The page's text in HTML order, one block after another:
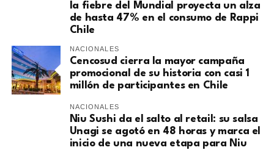
la fiebre del Mundial proyecta un alza
de hasta 47% en el consumo de Rappi
Chile
NACIONALES
Cencosud cierra la mayor campaña
promocional de su historia con casi 1
millón de participantes en Chile
NACIONALES
Niu Sushi da el salto al retail: su salsa
Unagi se agotó en 48 horas y marca el
inicio de una nueva etapa para Niu